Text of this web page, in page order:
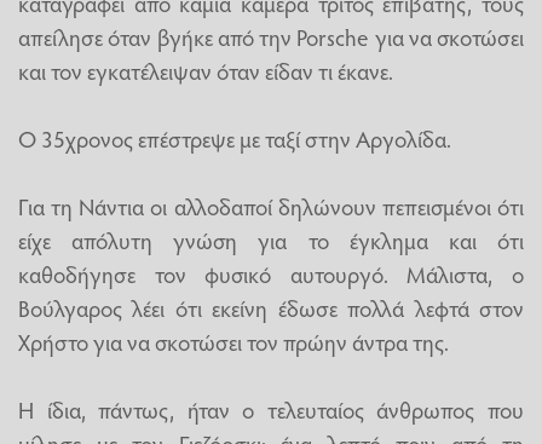
απείλησε όταν βγήκε από την Porsche για να σκοτώσει
και τον εγκατέλειψαν όταν είδαν τι έκανε.
Ο 35χρονος επέστρεψε με ταξί στην Αργολίδα.
Για τη Νάντια οι αλλοδαποί δηλώνουν πεπεισμένοι ότι
είχε απόλυτη γνώση για το έγκλημα και ότι
καθοδήγησε τον φυσικό αυτουργό. Μάλιστα, ο
Βούλγαρος λέει ότι εκείνη έδωσε πολλά λεφτά στον
Χρήστο για να σκοτώσει τον πρώην άντρα της.
Η ίδια, πάντως, ήταν ο τελευταίος άνθρωπος που